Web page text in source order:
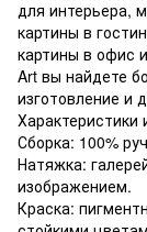
для интерьера,
картины в
картины в офис
Art вы найдете
изготовление и
Характеристики
Сборка: 100%
Натяжка:
изображением.
Краска: